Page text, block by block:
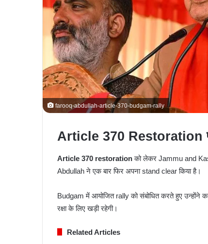
farooq-abdullah-article-370-budgam-rally
Article 370 Restoration
Article 370 restorationको लेकर Jammu and
Abdullahने एक बार फिर अपना stand clear किया है।
Budgam में आयोजित rally को संबोधित करते हुए उन्होंने
रक्षा के लिए खड़ी रहेगी।
Related Articles